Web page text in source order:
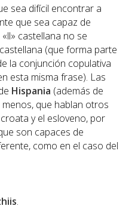
sea difícil encontrar a
que sea capaz de
castellana no se
(que forma parte
la conjunción copulativa
esta misma frase). Las
Hispania (además de
menos, que hablan otros
y el esloveno, por
son capaces de
como en el caso del
.